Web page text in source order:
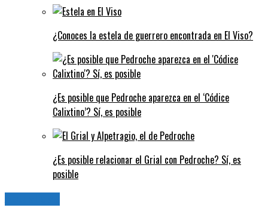
¿Conoces la estela de guerrero encontrada en El Viso?
¿Es posible que Pedroche aparezca en el ‘Códice
Calixtino’? Sí, es posible
¿Es posible relacionar el Grial con Pedroche? Sí, es
posible